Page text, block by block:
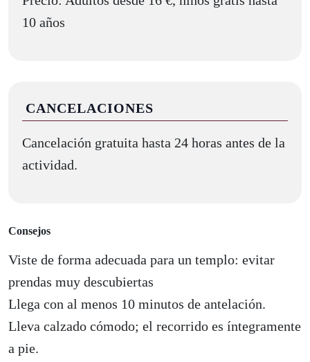
10 años
CANCELACIONES
Cancelación gratuita hasta 24 horas antes de la
actividad.
Consejos
Viste de forma adecuada para un templo: evitar
prendas muy descubiertas
Llega con al menos 10 minutos de antelación.
Lleva calzado cómodo; el recorrido es íntegramente
a pie.